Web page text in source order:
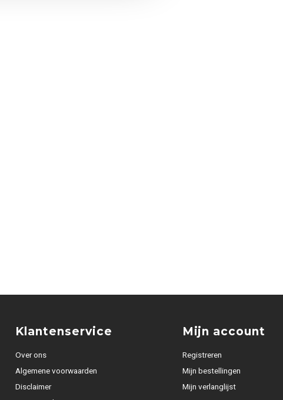
Klantenservice
Over ons
Algemene voorwaarden
Disclaimer
Mijn account
Registreren
Mijn bestellingen
Mijn verlanglijst